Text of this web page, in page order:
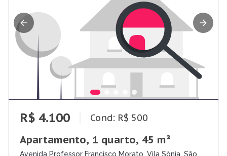
R$ 4.100 Cond: R$ 500
Apartamento, 1 quarto, 45 m²
Avenida Professor Francisco Morato, Vila Sônia, São